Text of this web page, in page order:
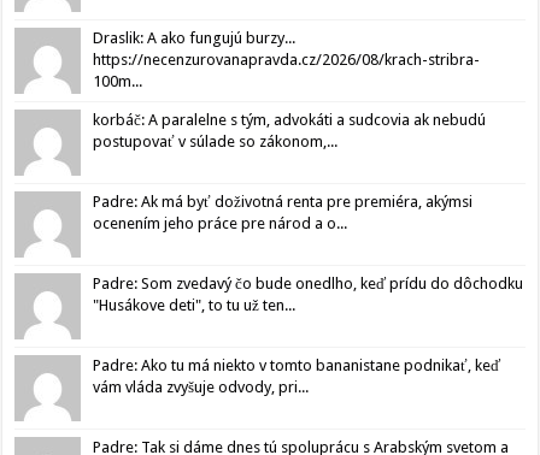
Draslik: A ako fungujú burzy...
https://necenzurovanapravda.cz/2026/08/krach-stribra-
100m...
korbáč: A paralelne s tým, advokáti a sudcovia ak nebudú
postupovať v súlade so zákonom,...
Padre: Ak má byť doživotná renta pre premiéra, akýmsi
ocenením jeho práce pre národ a o...
Padre: Som zvedavý čo bude onedlho, keď prídu do dôchodku
"Husákove deti", to tu už ten...
Padre: Ako tu má niekto v tomto bananistane podnikať, keď
vám vláda zvyšuje odvody, pri...
Padre: Tak si dáme dnes tú spoluprácu s Arabským svetom a